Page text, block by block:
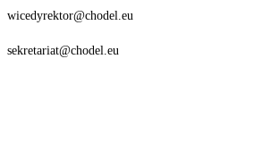
wicedyrektor@chodel.eu
sekretariat@chodel.eu